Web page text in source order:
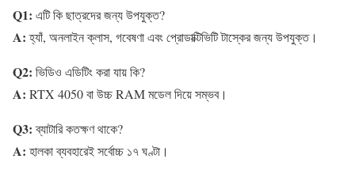
Q1: এটি কি ছাত্রদের জন্য উপযুক্ত?
A:হ্যাঁ, অনলাইন ক্লাস, গবেষণা এবং প্রোডাক্টিভিটি টাস্কের জন্য উপযুক্ত।
Q2: ভিডিও এডিটিং করা যায় কি?
A: RTX 4050 বা উচ্চ RAM মডেল দিয়ে সম্ভব।
Q3:ব্যাটারি কতক্ষণ থাকে?
A: হালকা ব্যবহারেই সর্বোচ্চ ১৭ ঘণ্টা।